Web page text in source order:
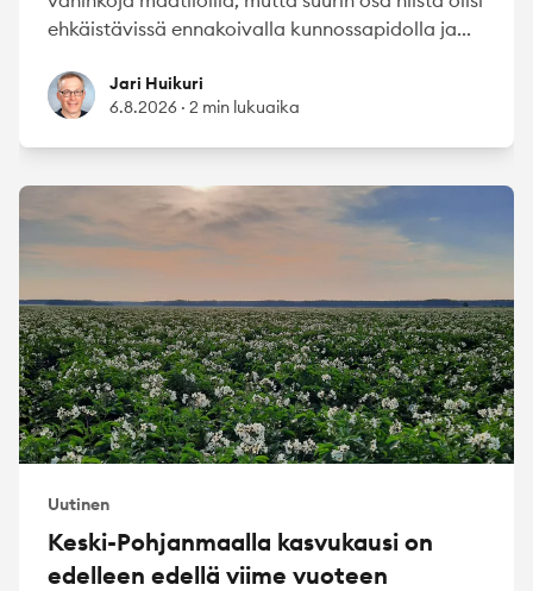
ehkäistävissä ennakoivalla kunnossapidolla ja...
Jari HuikuriJari Huikuri
6.8.2026 · 2 min lukuaika
Uutinen
Keski-Pohjanmaalla kasvukausi on
edelleen edellä viime vuoteen